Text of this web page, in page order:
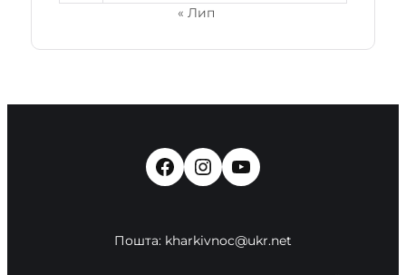
« Лип
Facebook
Instagram
YouTube
Пошта: kharkivnoc@ukr.net